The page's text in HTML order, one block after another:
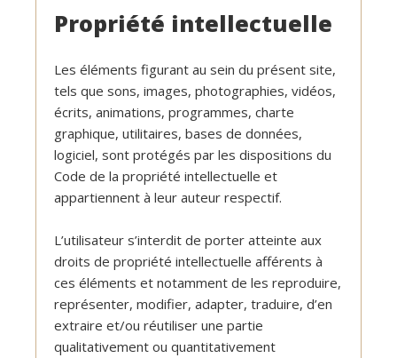
Propriété intellectuelle
Les éléments figurant au sein du présent site,
tels que sons, images, photographies, vidéos,
écrits, animations, programmes, charte
graphique, utilitaires, bases de données,
logiciel, sont protégés par les dispositions du
Code de la propriété intellectuelle et
appartiennent à leur auteur respectif.
L’utilisateur s’interdit de porter atteinte aux
droits de propriété intellectuelle afférents à
ces éléments et notamment de les reproduire,
représenter, modifier, adapter, traduire, d’en
extraire et/ou réutiliser une partie
qualitativement ou quantitativement